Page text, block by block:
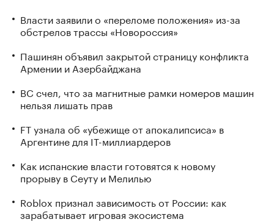
Власти заявили о «переломе положения» из-за
обстрелов трассы «Новороссия»
Пашинян объявил закрытой страницу конфликта
Армении и Азербайджана
ВС счел, что за магнитные рамки номеров машин
нельзя лишать прав
FT узнала об «убежище от апокалипсиса» в
Аргентине для IT-миллиардеров
Как испанские власти готовятся к новому
прорыву в Сеуту и Мелилью
Roblox признал зависимость от России: как
зарабатывает игровая экосистема